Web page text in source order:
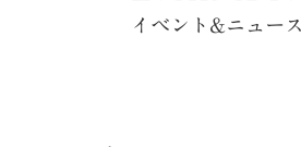
イベント&ニュース